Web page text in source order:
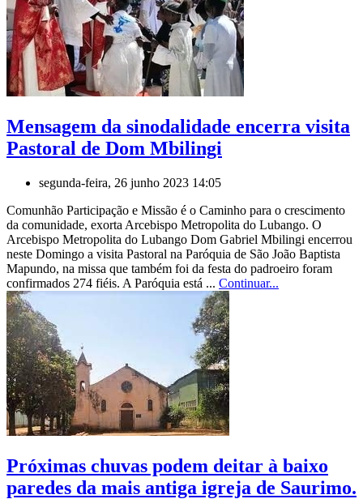
Mensagem da sinodalidade encerra visita
Pastoral de Dom Mbilingi
segunda-feira, 26 junho 2023 14:05
Comunhão Participação e Missão é o Caminho para o crescimento
da comunidade, exorta Arcebispo Metropolita do Lubango. O
Arcebispo Metropolita do Lubango Dom Gabriel Mbilingi encerrou
neste Domingo a visita Pastoral na Paróquia de São João Baptista
Mapundo, na missa que também foi da festa do padroeiro foram
confirmados 274 fiéis. A Paróquia está ... Continuar...
Próximas chuvas podem deitar à baixo
paredes da mais antiga igreja de Saurimo.